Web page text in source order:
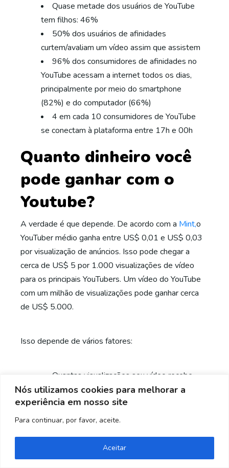
Nós utilizamos cookies para melhorar a
experiência em nosso site
Para continuar, por favor, aceite.
Aceitar
Quase metade dos usuários de YouTube
tem filhos: 46%
50% dos usuários de afinidades
curtem/avaliam um vídeo assim que assistem
96% dos consumidores de afinidades no
YouTube acessam a internet todos os dias,
principalmente por meio do smartphone
(82%) e do computador (66%)
4 em cada 10 consumidores de YouTube
se conectam à plataforma entre 17h e 00h
Quanto dinheiro você
pode ganhar com o
Youtube?
A verdade é que depende. De acordo com a Mint,o
YouTuber médio ganha entre US$ 0,01 e US$ 0,03
por visualização de anúncios. Isso pode chegar a
cerca de US$ 5 por 1.000 visualizações de vídeo
para os principais YouTubers. Um vídeo do YouTube
com um milhão de visualizações pode ganhar cerca
de US$ 5.000.
Isso depende de vários fatores:
Quantas visualizações seu vídeo recebe
Quantos cliques seus anúncios recebem
O comprimento do vídeo
Perguntas frequentes
sobre monetização do